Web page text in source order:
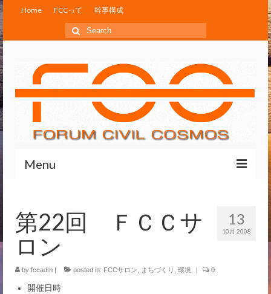
Home FCCって 幹事構成
Search
for:
Menu
FCCって
幹事構成
イベント
13
10月 2008
第22回 ＦＣＣサ
ロン
by fccadm | posted in: FCCサロン まちづくり 環境 | 0
開催日時